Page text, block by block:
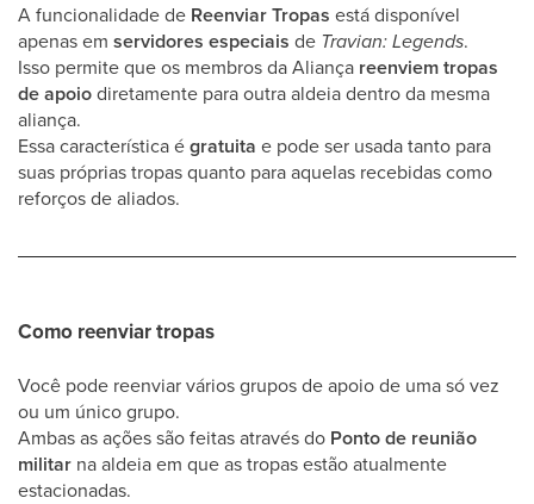
A funcionalidade de Reenviar Tropas está disponível
apenas em servidores especiais de Travian: Legends.
Isso permite que os membros da Aliança reenviem tropas
de apoiodiretamente para outra aldeia dentro da mesma
aliança.
Essa característica égratuita e pode ser usada tanto para
suas próprias tropas quanto para aquelas recebidas como
reforços de aliados.
Como reenviar tropas
Você pode reenviar vários grupos de apoio de uma só vez
ou um único grupo.
Ambas as ações são feitas através do Ponto de reunião
militar na aldeia em que as tropas estão atualmente
estacionadas.